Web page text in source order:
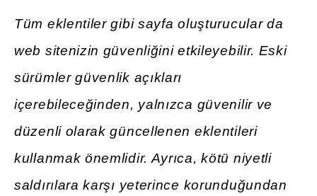
Tüm eklentiler gibi sayfa oluşturucular da
web sitenizin güvenliğini etkileyebilir. Eski
sürümler güvenlik açıkları
içerebileceğinden, yalnızca güvenilir ve
düzenli olarak güncellenen eklentileri
kullanmak önemlidir. Ayrıca, kötü niyetli
saldırılara karşı yeterince korunduğundan